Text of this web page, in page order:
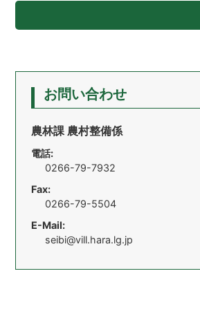
お問い合わせ
農林課 農村整備係
電話:
0266-79-7932
Fax:
0266-79-5504
E-Mail:
seibi@vill.hara.lg.jp